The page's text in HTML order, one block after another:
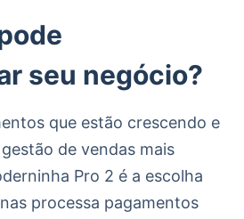
seu negócio?
que estão crescendo e
de vendas mais
Pro 2 é a escolha
processa pagamentos